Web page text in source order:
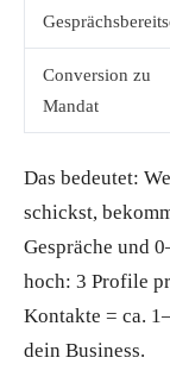
Conversion zu
Mandat
Das bedeutet:
schickst,
Gespräche und
hoch: 3 Profile
Kontakte = ca.
dein Business.